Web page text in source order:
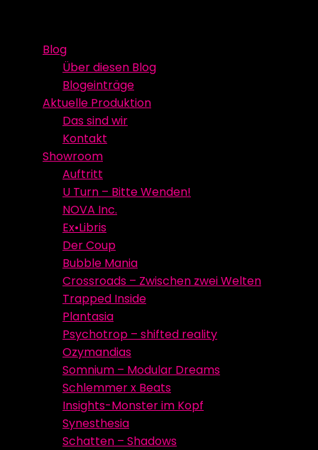
contentBlog
Über diesen Blog
Blogeinträge
Aktuelle Produktion
Das sind wir
Kontakt
Showroom
Auftritt
U Turn – Bitte Wenden!
NOVA Inc.
Ex•Libris
Der Coup
Bubble Mania
Crossroads – Zwischen zwei Welten
Trapped Inside
Plantasia
Psychotrop – shifted reality
Ozymandias
Somnium – Modular Dreams
Schlemmer x Beats
Insights-Monster im Kopf
Synesthesia
Schatten – Shadows